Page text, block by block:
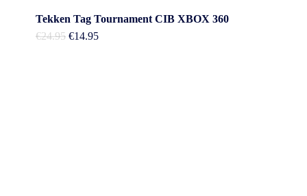
Tekken Tag Tournament CIB XBOX 360
€24.95 Oorspronkelijke
€14.95Huidige